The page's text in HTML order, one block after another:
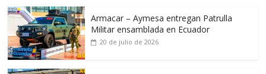
Armacar – Aymesa entregan Patrulla
Militar ensamblada en Ecuador
20 de julio de 2026